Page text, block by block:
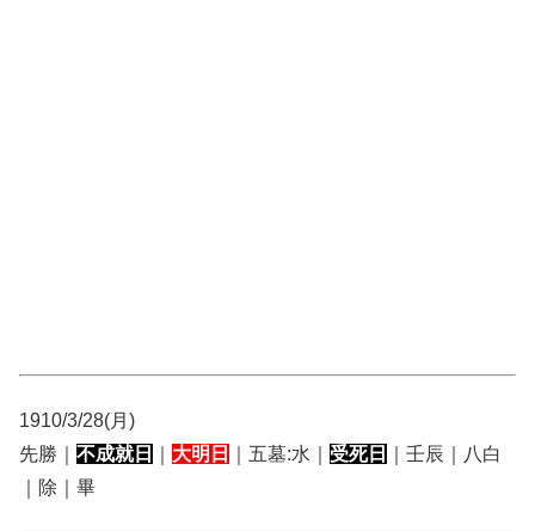
1910/3/28(月)
先勝｜ 不成就日 大明日 ｜五墓:水｜ 受死日
｜壬辰｜八白
｜除｜畢